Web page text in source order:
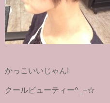
かっこいいじゃん!
クールビューティー^_−☆